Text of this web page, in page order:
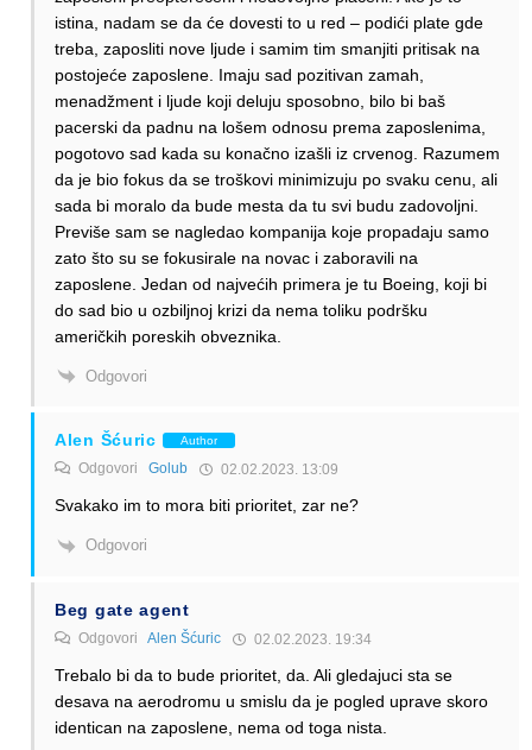
istina, nadam se da će dovesti to u red – podići plate gde
treba, zaposliti nove ljude i samim tim smanjiti pritisak na
postojeće zaposlene. Imaju sad pozitivan zamah,
menadžment i ljude koji deluju sposobno, bilo bi baš
pacerski da padnu na lošem odnosu prema zaposlenima,
pogotovo sad kada su konačno izašli iz crvenog. Razumem
da je bio fokus da se troškovi minimizuju po svaku cenu, ali
sada bi moralo da bude mesta da tu svi budu zadovoljni.
Previše sam se nagledao kompanija koje propadaju samo
zato što su se fokusirale na novac i zaboravili na
zaposlene. Jedan od najvećih primera je tu Boeing, koji bi
do sad bio u ozbiljnoj krizi da nema toliku podršku
američkih poreskih obveznika.
Odgovori
Alen Šćuric Author
Odgovori Golub 02.02.2023. 13:09
Svakako im to mora biti prioritet, zar ne?
Odgovori
Beg gate agent
Odgovori Alen Šćuric 02.02.2023. 19:34
Trebalo bi da to bude prioritet, da. Ali gledajuci sta se
desava na aerodromu u smislu da je pogled uprave skoro
identican na zaposlene, nema od toga nista.